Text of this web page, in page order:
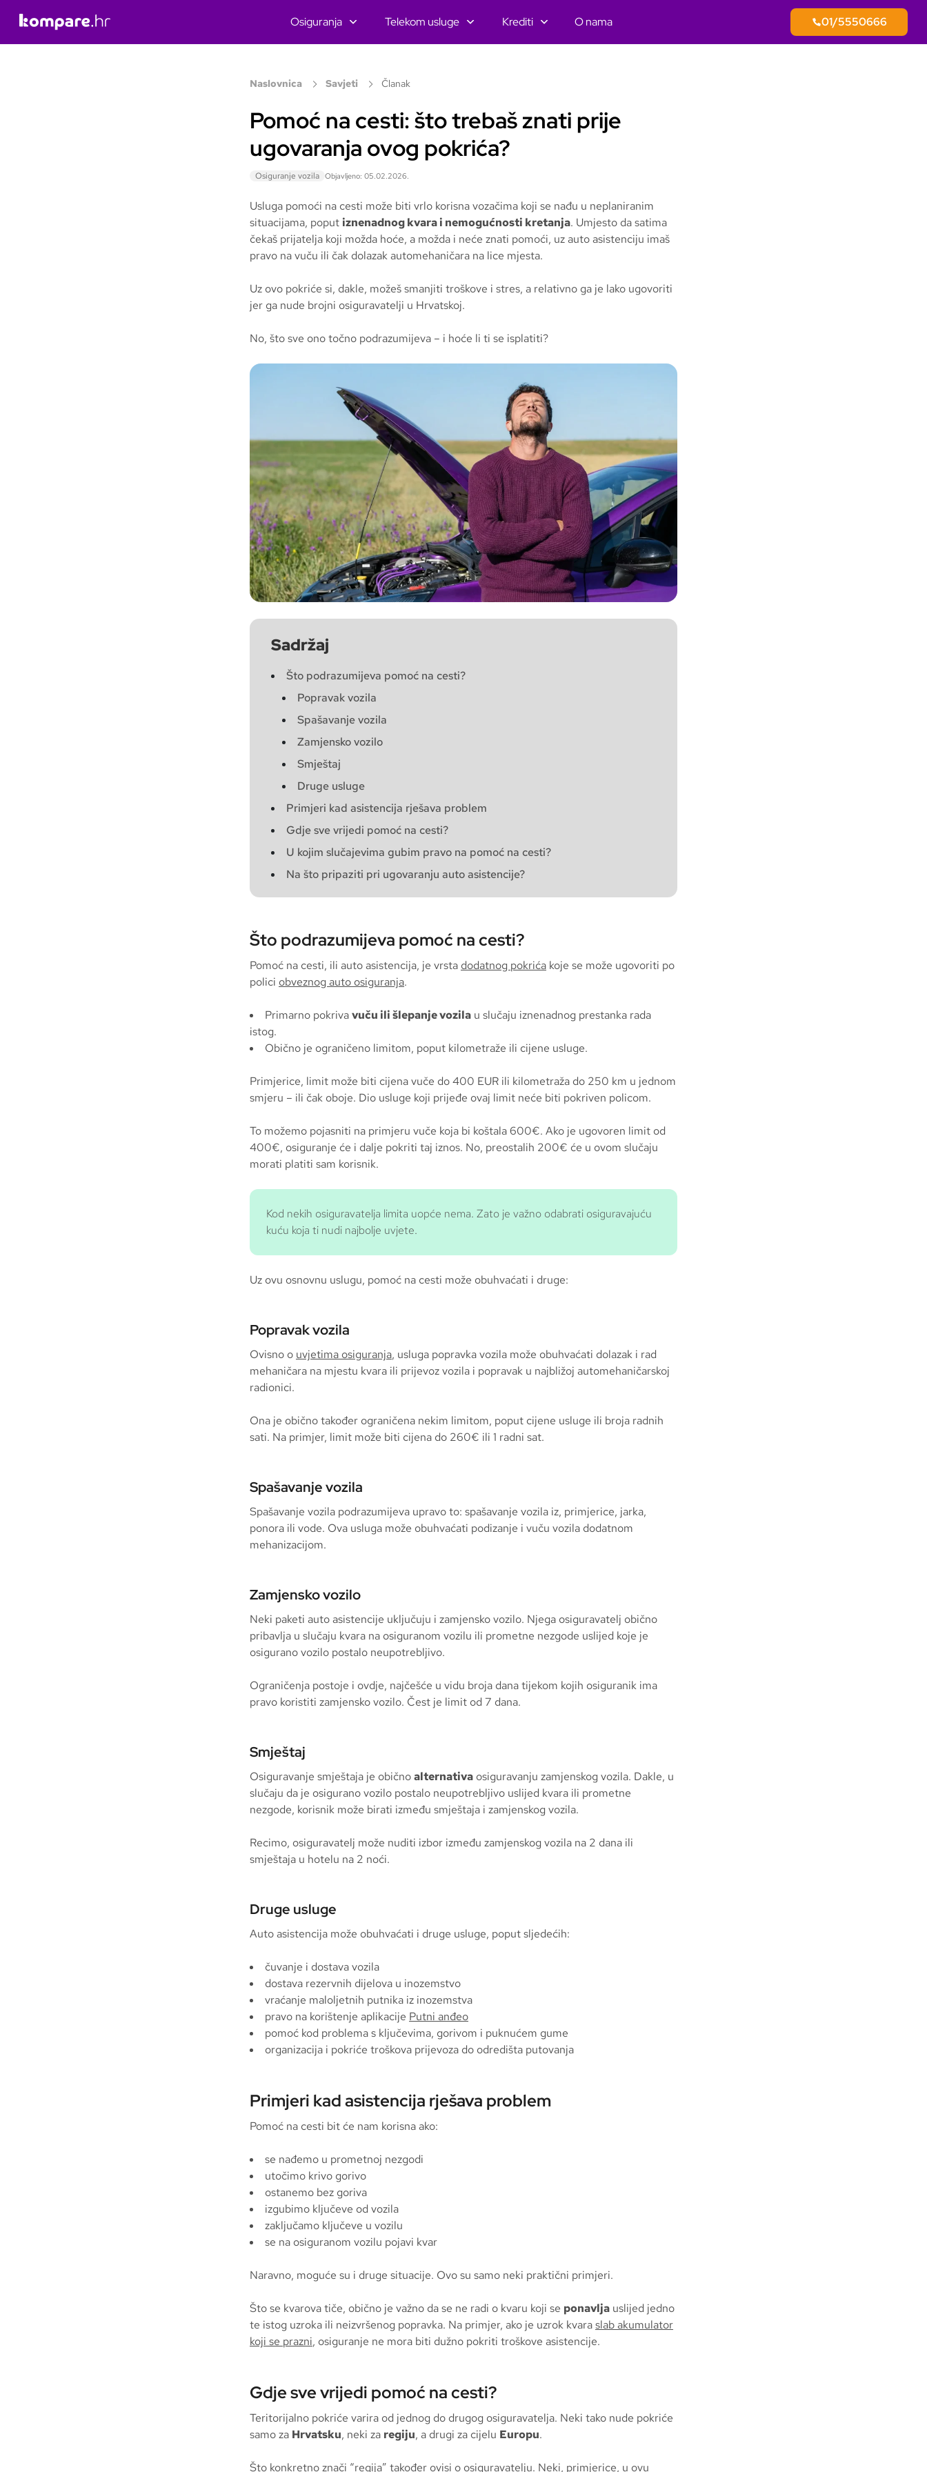
Osiguranja Telekom usluge Krediti O nama 01/5550666
Naslovnica Savjeti Članak
Pomoć na cesti: što trebaš znati prije
ugovaranja ovog pokrića?
Osiguranje vozila Objavljeno: 05.02.2026.
Usluga pomoći na cesti može biti vrlo korisna vozačima koji se nađu u neplaniranim
situacijama, poput iznenadnog kvara i nemogućnosti kretanja. Umjesto da satima
čekaš prijatelja koji možda hoće, a možda i neće znati pomoći, uz auto asistenciju imaš
pravo na vuču ili čak dolazak automehaničara na lice mjesta.
Uz ovo pokriće si, dakle, možeš smanjiti troškove i stres, a relativno ga je lako ugovoriti
jer ga nude brojni osiguravatelji u Hrvatskoj.
No, što sve ono točno podrazumijeva – i hoće li ti se isplatiti?
Sadržaj
Što podrazumijeva pomoć na cesti?
Popravak vozila
Spašavanje vozila
Zamjensko vozilo
Smještaj
Druge usluge
Primjeri kad asistencija rješava problem
Gdje sve vrijedi pomoć na cesti?
U kojim slučajevima gubim pravo na pomoć na cesti?
Na što pripaziti pri ugovaranju auto asistencije?
Što podrazumijeva pomoć na cesti?
Pomoć na cesti, ili auto asistencija, je vrsta dodatnog pokrića koje se može ugovoriti po
polici obveznog auto osiguranja.
Primarno pokrivavuču ili šlepanje vozila u slučaju iznenadnog prestanka rada
istog.
Obično je ograničeno limitom, poput kilometraže ili cijene usluge.
Primjerice, limit može biti cijena vuče do 400 EUR ili kilometraža do 250 km u jednom
smjeru – ili čak oboje. Dio usluge koji prijeđe ovaj limit neće biti pokriven policom.
To možemo pojasniti na primjeru vuče koja bi koštala 600€. Ako je ugovoren limit od
400€, osiguranje će i dalje pokriti taj iznos. No, preostalih 200€ će u ovom slučaju
morati platiti sam korisnik.
Kod nekih osiguravatelja limita uopće nema. Zato je važno odabrati osiguravajuću
kuću koja ti nudi najbolje uvjete.
Uz ovu osnovnu uslugu, pomoć na cesti može obuhvaćati i druge:
Popravak vozila
Ovisno o uvjetima osiguranja, usluga popravka vozila može obuhvaćati dolazak i rad
mehaničara na mjestu kvara ili prijevoz vozila i popravak u najbližoj automehaničarskoj
radionici.
Ona je obično također ograničena nekim limitom, poput cijene usluge ili broja radnih
sati. Na primjer, limit može biti cijena do 260€ ili 1 radni sat.
Spašavanje vozila
Spašavanje vozila podrazumijeva upravo to: spašavanje vozila iz, primjerice, jarka,
ponora ili vode. Ova usluga može obuhvaćati podizanje i vuču vozila dodatnom
mehanizacijom.
Zamjensko vozilo
Neki paketi auto asistencije uključuju i zamjensko vozilo. Njega osiguravatelj obično
pribavlja u slučaju kvara na osiguranom vozilu ili prometne nezgode uslijed koje je
osigurano vozilo postalo neupotrebljivo.
Ograničenja postoje i ovdje, najčešće u vidu broja dana tijekom kojih osiguranik ima
pravo koristiti zamjensko vozilo. Čest je limit od 7 dana.
Smještaj
Osiguravanje smještaja je običnoalternativa osiguravanju zamjenskog vozila. Dakle, u
slučaju da je osigurano vozilo postalo neupotrebljivo uslijed kvara ili prometne
nezgode, korisnik može birati između smještaja i zamjenskog vozila.
Recimo, osiguravatelj može nuditi izbor između zamjenskog vozila na 2 dana ili
smještaja u hotelu na 2 noći.
Druge usluge
Auto asistencija može obuhvaćati i druge usluge, poput sljedećih:
čuvanje i dostava vozila
dostava rezervnih dijelova u inozemstvo
vraćanje maloljetnih putnika iz inozemstva
pravo na korištenje aplikacije Putni anđeo
pomoć kod problema s ključevima, gorivom i puknućem gume
organizacija i pokriće troškova prijevoza do odredišta putovanja
Primjeri kad asistencija rješava problem
Pomoć na cesti bit će nam korisna ako:
se nađemo u prometnoj nezgodi
utočimo krivo gorivo
ostanemo bez goriva
izgubimo ključeve od vozila
zaključamo ključeve u vozilu
se na osiguranom vozilu pojavi kvar
Naravno, moguće su i druge situacije. Ovo su samo neki praktični primjeri.
Što se kvarova tiče, obično je važno da se ne radi o kvaru koji se ponavlja uslijed jedno
te istog uzroka ili neizvršenog popravka. Na primjer, ako je uzrok kvaraslab akumulator
koji se prazni, osiguranje ne mora biti dužno pokriti troškove asistencije.
Gdje sve vrijedi pomoć na cesti?
Teritorijalno pokriće varira od jednog do drugog osiguravatelja. Neki tako nude pokriće
samo za Hrvatsku, neki za regiju, a drugi za cijelu Europu.
Što konkretno znači “regija” također ovisi o osiguravatelju. Neki, primjerice, u ovu